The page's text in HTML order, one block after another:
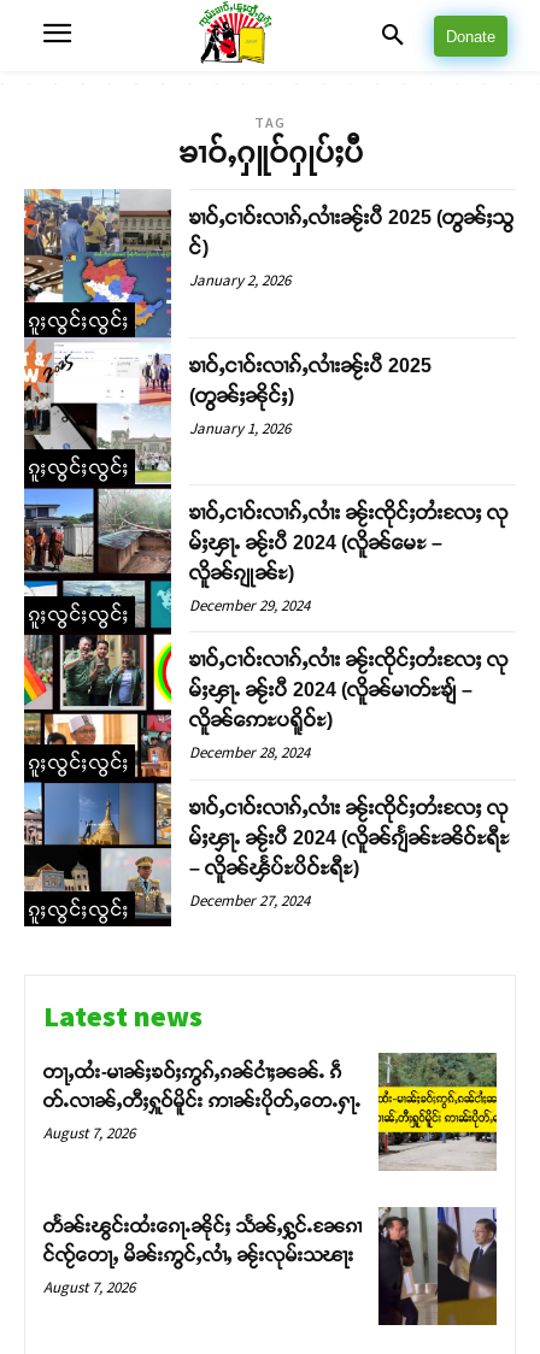
တႃႇႁႂ်ႈသဵင်ၵၢင်ၸႂ်ၵူၼ်းမိူင်း ၵူႈတီႈၵူႈလႅၼ်ပေႃးတေၸွ
တ်ႇ တူဝ်ႈလုမ်ႈၾႃႉၼၼ်ႉ ၶဝ်ႈႁူမ်ႈၵမ်ႉထႅမ် ၸုမ်းၶၢ
ဝ်ႇၽူႈတွႆႇႁွၵ်ႈ လႆႈယူႇၶႃႈဢေႃႈ။
Donate
TAG
ၶၢဝ်ႇႁူဝ်ႁုပ်ႈပီ
ၵူႈလွင်ႈလွင်ႈ
ၶၢဝ်ႇငၢဝ်းလၢၵ်ႇလၢႆးၼႂ်းပီ 2025 (တွၼ်ႈသွ
င်)
January 2, 2026
ၵူႈလွင်ႈလွင်ႈ
ၶၢဝ်ႇငၢဝ်းလၢၵ်ႇလၢႆးၼႂ်းပီ 2025
(တွၼ်ႈၼိုင်ႈ)
January 1, 2026
ၵူႈလွင်ႈလွင်ႈ
ၶၢဝ်ႇငၢဝ်းလၢၵ်ႇလၢႆး ၼႂ်းၸိုင်ႈတႆးလႄႈ လု
မ်ႈၾႃႉ ၼႂ်းပီ 2024 (လိူၼ်မေႊ –
လိူၼ်ၵျုၼ်ႊ)
December 29, 2024
ၵူႈလွင်ႈလွင်ႈ
ၶၢဝ်ႇငၢဝ်းလၢၵ်ႇလၢႆး ၼႂ်းၸိုင်ႈတႆးလႄႈ လု
မ်ႈၾႃႉ ၼႂ်းပီ 2024 (လိူၼ်မၢတ်ႊၶျ် –
လိူၼ်ဢေႊပရိူဝ်ႊ)
December 28, 2024
ၵူႈလွင်ႈလွင်ႈ
ၶၢဝ်ႇငၢဝ်းလၢၵ်ႇလၢႆး ၼႂ်းၸိုင်ႈတႆးလႄႈ လု
မ်ႈၾႃႉ ၼႂ်းပီ 2024 (လိူၼ်ၵျႅၼ်ႊၼိဝ်ႊရီႊ
– လိူၼ်ၾႅပ်ႊပိဝ်ႊရီႊ)
December 27, 2024
Latest news
တႃႇထႆး-မၢၼ်ႈၶဝ်ႈဢွၵ်ႇၵၼ်ငၢႆႈၼၼ်ႉ ၵဵ
တ်ႉလၢၼ်ႇတီႈႁူဝ်မိူင်း ဢၢၼ်းပိုတ်ႇတေႉႁႃႉ
August 7, 2026
တႅၼ်းၽွင်းထႆးၵေႃႉၼိုင်ႈ သႅၼ်ႇႁွင်ႉၼႄၵၢ
င်ၸႂ်တေႃႇ မိၼ်းဢွင်ႇလၢႆႇ ၼႂ်းလုမ်းသၽႃး
August 7, 2026